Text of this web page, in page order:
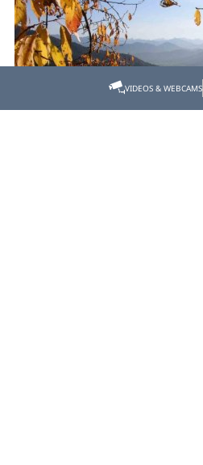
VIDEOS & WEBCAMS